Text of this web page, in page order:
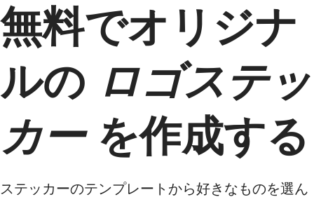
無料でオリジナ
ルの ロゴステッ
カーを作成する
ステッカーのテンプレートから好きなものを選ん